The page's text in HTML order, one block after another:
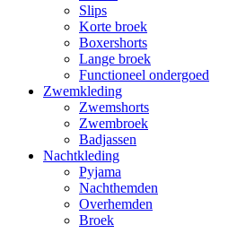
Slips
Korte broek
Boxershorts
Lange broek
Functioneel ondergoed
Zwemkleding
Zwemshorts
Zwembroek
Badjassen
Nachtkleding
Pyjama
Nachthemden
Overhemden
Broek